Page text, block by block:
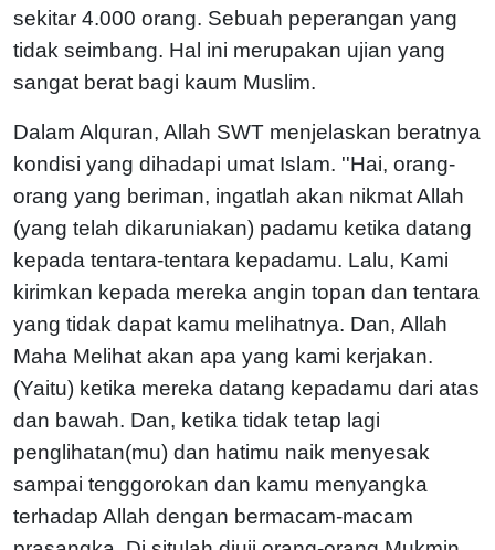
sekitar 4.000 orang. Sebuah peperangan yang
tidak seimbang. Hal ini merupakan ujian yang
sangat berat bagi kaum Muslim.
Dalam Alquran, Allah SWT menjelaskan beratnya
kondisi yang dihadapi umat Islam. ''Hai, orang-
orang yang beriman, ingatlah akan nikmat Allah
(yang telah dikaruniakan) padamu ketika datang
kepada tentara-tentara kepadamu. Lalu, Kami
kirimkan kepada mereka angin topan dan tentara
yang tidak dapat kamu melihatnya. Dan, Allah
Maha Melihat akan apa yang kami kerjakan.
(Yaitu) ketika mereka datang kepadamu dari atas
dan bawah. Dan, ketika tidak tetap lagi
penglihatan(mu) dan hatimu naik menyesak
sampai tenggorokan dan kamu menyangka
terhadap Allah dengan bermacam-macam